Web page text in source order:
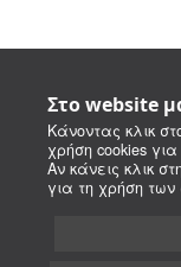
Στο website
Κάνοντας κλικ
χρήση cookies
Αν κάνεις κλικ
για τη χρήση των